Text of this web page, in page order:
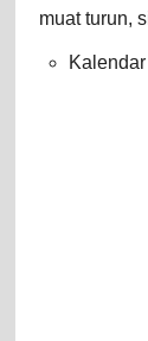
muat turun,